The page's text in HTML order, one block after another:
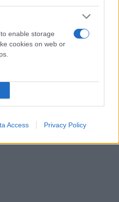
enable storage
cookies on web or
Access Privacy Policy
αριθμό θεατών
συμμετοχή τους.